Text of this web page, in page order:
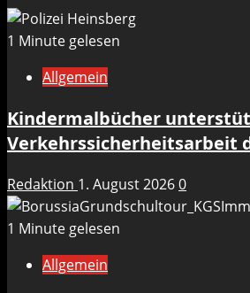
1 Minute gelesen
Allgemein
Kindermalbücher
Verkehrssicherheitsarbeit
Redaktion 1. August 20260
1 Minute gelesen
Allgemein